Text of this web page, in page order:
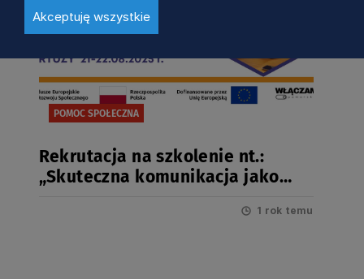
POMOC SPOŁECZNA
Rekrutacja na szkolenie nt.:
„Skuteczna komunikacja jako
1 rok temu
Akceptuję wszystkie